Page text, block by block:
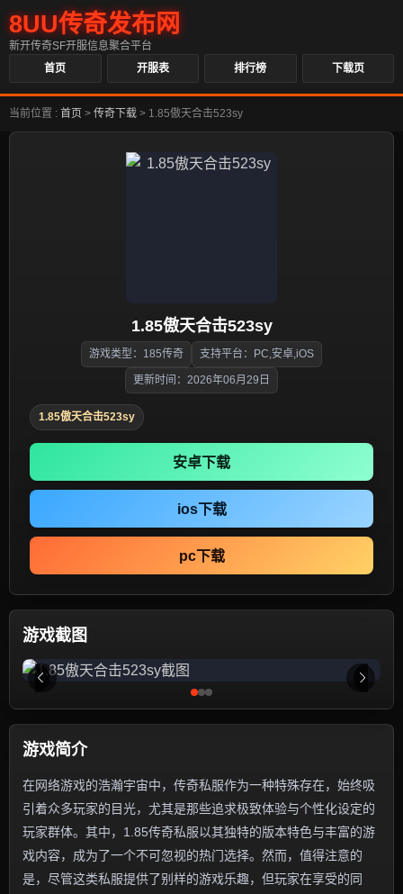
8UU传奇发布网
新开传奇SF开服信息聚合平台
首页
开服表 排行榜 下载页
当前位置 : 首页 > 传奇下载 > 1.85傲天合击523sy
1.85傲天合击523sy
游戏类型：185传奇 支持平台：PC,安卓,iOS
更新时间：2026年06月29日
1.85傲天合击523sy
安卓下载
ios下载
pc下载
游戏截图
游戏简介
在网络游戏的浩瀚宇宙中，传奇私服作为一种特殊存在，始终吸
引着众多玩家的目光，尤其是那些追求极致体验与个性化设定的
玩家群体。其中，1.85传奇私服以其独特的版本特色与丰富的游
戏内容，成为了一个不可忽视的热门选择。然而，值得注意的
是，尽管这类私服提供了别样的游戏乐趣，但玩家在享受的同